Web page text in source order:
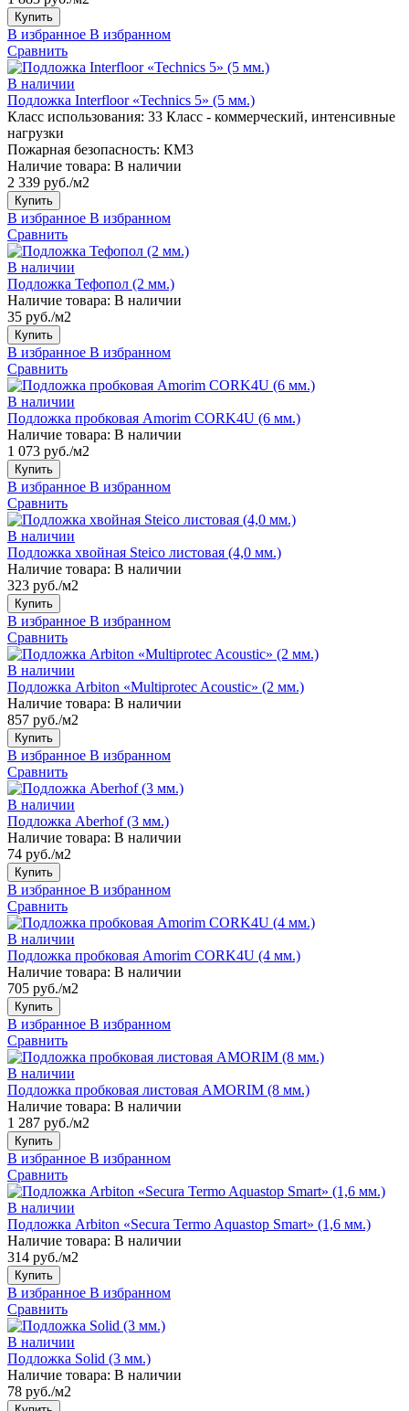
Купить
В избранное В избранном
Сравнить
В наличии
Подложка Interfloor «Technics 5» (5 мм.)
Класс использования: 33 Класс - коммерческий, интенсивные
нагрузки
Пожарная безопасность: КМ3
Наличие товара: В наличии
2 339 руб./м2
Купить
В избранное В избранном
Сравнить
В наличии
Подложка Тефопол (2 мм.)
Наличие товара: В наличии
35 руб./м2
Купить
В избранное В избранном
Сравнить
В наличии
Подложка пробковая Amorim CORK4U (6 мм.)
Наличие товара: В наличии
1 073 руб./м2
Купить
В избранное В избранном
Сравнить
В наличии
Подложка хвойная Steico листовая (4,0 мм.)
Наличие товара: В наличии
323 руб./м2
Купить
В избранное В избранном
Сравнить
В наличии
Подложка Arbiton «Multiprotec Acoustic» (2 мм.)
Наличие товара: В наличии
857 руб./м2
Купить
В избранное В избранном
Сравнить
В наличии
Подложка Aberhof (3 мм.)
Наличие товара: В наличии
74 руб./м2
Купить
В избранное В избранном
Сравнить
В наличии
Подложка пробковая Amorim CORK4U (4 мм.)
Наличие товара: В наличии
705 руб./м2
Купить
В избранное В избранном
Сравнить
В наличии
Подложка пробковая листовая AMORIM (8 мм.)
Наличие товара: В наличии
1 287 руб./м2
Купить
В избранное В избранном
Сравнить
В наличии
Подложка Arbiton «Secura Termo Aquastop Smart» (1,6 мм.)
Наличие товара: В наличии
314 руб./м2
Купить
В избранное В избранном
Сравнить
В наличии
Подложка Solid (3 мм.)
Наличие товара: В наличии
78 руб./м2